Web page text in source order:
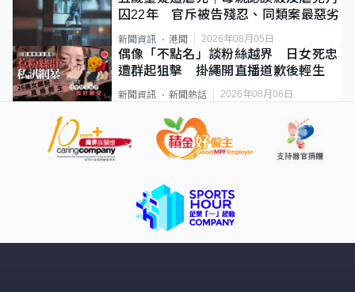
囚22年 官斥被告殘忍、同類案最惡劣
新聞資訊 港聞 2026年08月05日
偶像「不點名」談粉絲越界 日女死忠
遭群起狙擊 掛繩開直播道歉後輕生
新聞資訊 新聞熱話 2026年08月06日